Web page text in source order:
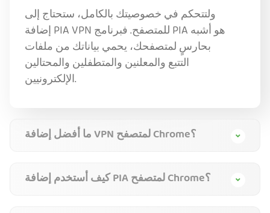
ولتتحكم في خصوصيتك بالكامل، ستحتاج إلى
إضافة PIA VPN للمتصفح. فبرنامج PIA هو أشبه
بحارسٍ لمتصفحك، يحمي بياناتك من ملفات
التتبع والمعلنين والمتطفلين والمحتالين
الإلكترونيين.
ما أفضل إضافة VPN لمتصفح Chrome؟
كيف أستخدم إضافة PIA لمتصفح Chrome؟